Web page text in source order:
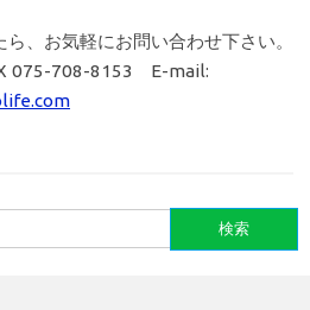
、お気軽にお問い合わせ下さい。
075-708-8153 E-mail: